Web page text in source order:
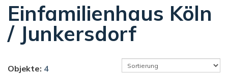
Einfamilienhaus Köln
/ Junkersdorf
Objekte: 4